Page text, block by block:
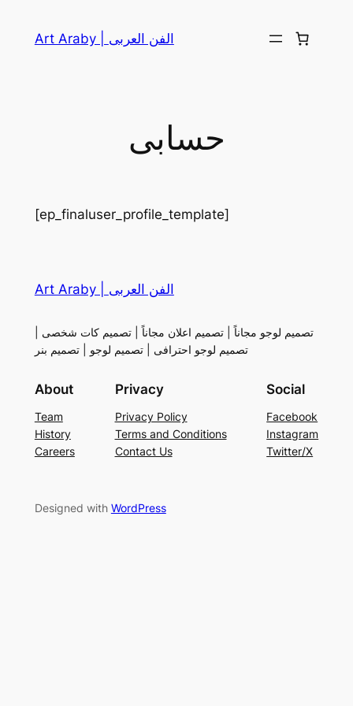
Art Araby | الفن العربى
حسابى
[ep_finaluser_profile_template]
Art Araby | الفن العربى
تصميم لوجو مجاناً | تصميم اعلان مجاناً | تصميم كات شخصى |
تصميم لوجو احترافى | تصميم لوجو | تصميم بنر
About
Team
History
Careers
Privacy
Privacy Policy
Terms and Conditions
Contact Us
Social
Facebook
Instagram
Twitter/X
Designed with WordPress